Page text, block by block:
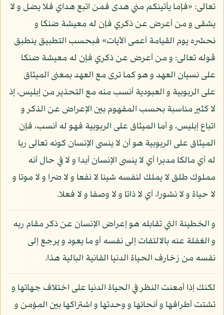
تعالى: «فإما يأتينكم مني هدى فمن اتبع هداي فلا يضل و لا
يشقى و من أعرض عن ذكري فإن له معيشة ضنكا و
نحشره يوم القيامة أعمى الآيات» فبحسب التطبيق ينطبق
قوله تعالى: و من أعرض عن ذكري فإن له معيشة ضنكا
على نسيان العهد و هو كما ترى مع العهد بمعنى الميثاق
على الربوبية و العبودية أنسب منه مع التحذير من إبليس، إذ
لا كثير مناسبة بحسب المفهوم بين الإعراض عن الذكر و
اتباع إبليس، و أما الميثاق على الربوبية فهو له أنسب، فإن
الميثاق على الربوبية هو أن لا ينسى الإنسان كونه تعالى ربا
له أي مالكا مدبرا أي لا ينسى الإنسان أبدا و لا في حال أنه
مملوك طلق لا يملك لنفسه شيئا لا نفعا و لا ضرا و لا موتا و
لا حياة و لا نشورا، أي لا ذاتا و لا وصفا و لا فعلا.
و الخطيئة التي تقابله هو إعراض الإنسان عن ذكر مقام ربه
و الغفلة عنه بالالتفات إلى نفسه أو ما يعود و يرجع إلى
نفسه من زخارف الحياة الدنيا الفانية البالية هذا.
لكنك إذا أمعنت النظر في الحياة الدنيا على اختلاف جهاتها و
تشتت أطرافها و أنحائها و وحدتها و اشتراكها بين المؤمن و